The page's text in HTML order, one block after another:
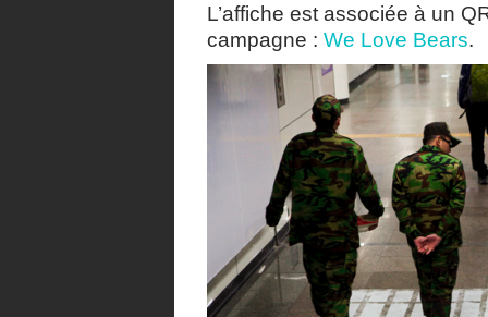
L’affiche est associée à un
campagne : We Love Bears.